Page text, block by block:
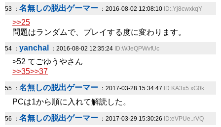
53 ： 名無しの脱出ゲーマー ：2016-08-02 12:08:10 ID:.Yj8cwxkqY
>>25
問題はランダムで、プレイする度に変わります。
54 ： yanchal ：2016-08-02 12:35:24 ID:WJeQPWvfUc
>52 てごゆうやさん
>>35>>37
55 ： 名無しの脱出ゲーマー ：2017-03-28 15:34:47 ID:KA3x5.xG0k
PCは1から順に入れて解読した。
56 ： 名無しの脱出ゲーマー ：2017-03-29 15:30:26 ID:eVPUe..rVQ